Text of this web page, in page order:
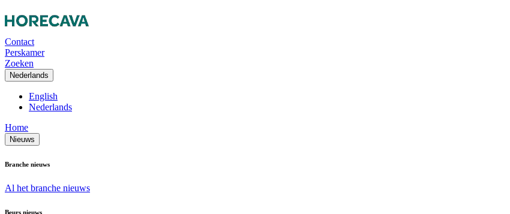
Contact
Perskamer
Zoeken
Nederlands
English
Nederlands
Home
Nieuws
Branche nieuws
Al het branche nieuws
Beurs nieuws